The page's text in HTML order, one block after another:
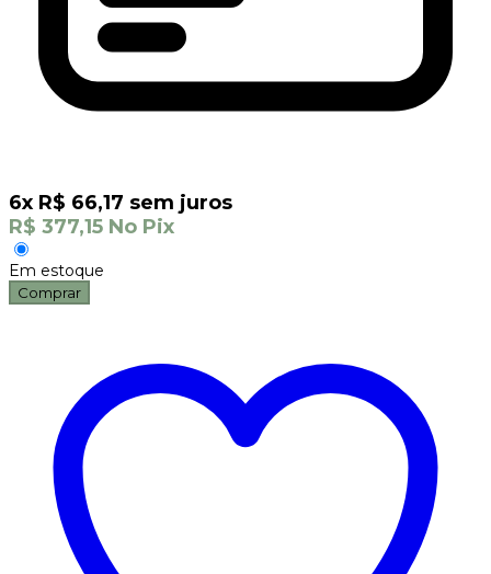
6x R$ 66,17 sem juros
R$ 377,15 No Pix
Em estoque
Comprar